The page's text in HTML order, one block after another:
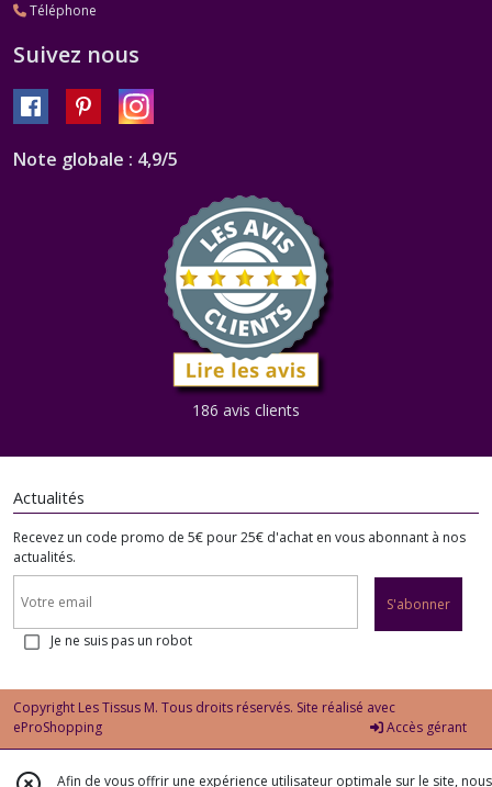
Téléphone
Suivez nous
Note globale : 4,9/5
186 avis clients
Actualités
Recevez un code promo de 5€ pour 25€ d'achat en vous abonnant à nos
actualités.
S'abonner
Je ne suis pas un robot
Copyright Les Tissus M. Tous droits réservés. Site réalisé avec
eProShopping
Accès gérant
Afin de vous offrir une expérience utilisateur optimale sur le site, nous